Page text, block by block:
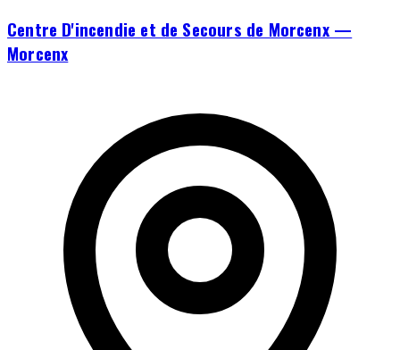
Centre D'incendie et de Secours de Morcenx —
Morcenx